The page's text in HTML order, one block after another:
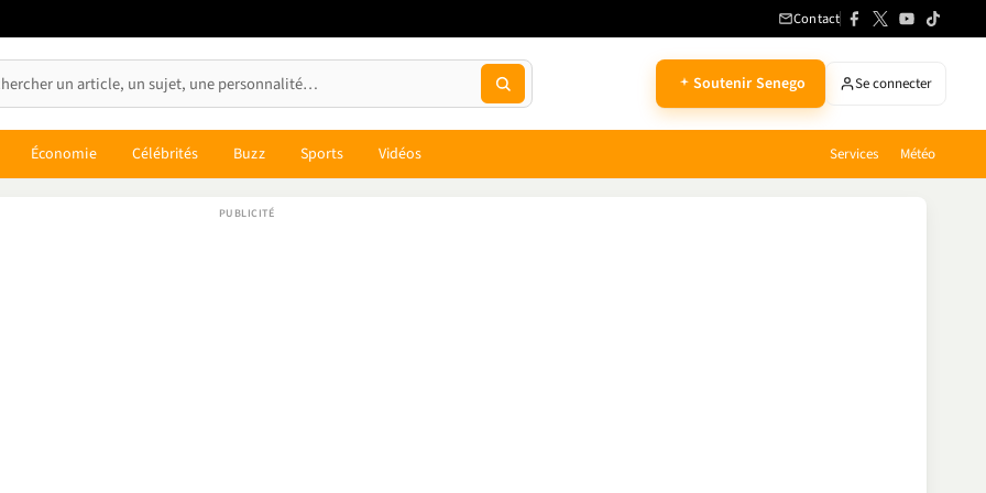
Contact
Soutenir Senego Se connecter
Économie Célébrités Buzz Sports Vidéos Services Météo